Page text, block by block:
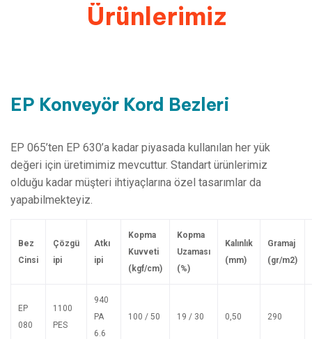
Ürünlerimiz
EP Konveyör Kord Bezleri
EP 065’ten EP 630’a kadar piyasada kullanılan her yük
değeri için üretimimiz mevcuttur. Standart ürünlerimiz
olduğu kadar müşteri ihtiyaçlarına özel tasarımlar da
yapabilmekteyiz.
Bez
Cinsi
Çözgü
ipi
Atkı
ipi
Kopma
Kuvveti
(kgf/cm)
Kopma
Uzaması
(%)
Kalınlık
(mm)
Gramaj
(gr/m2)
EP
080
1100
PES
940
PA
6.6
100 / 50 19 / 30 0,50 290